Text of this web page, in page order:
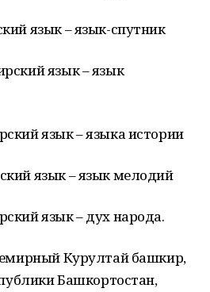
язык – язык-спутник
язык – язык
язык – языка истории
язык – язык мелодий
язык – дух народа.
Курултай башкир,
Башкортостан,